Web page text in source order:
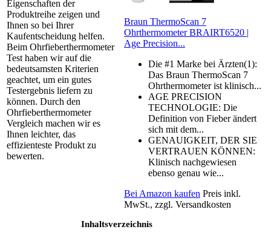
Eigenschaften der
Produktreihe zeigen und
Ihnen so bei Ihrer
Kaufentscheidung helfen.
Beim Ohrfieberthermometer
Test haben wir auf die
bedeutsamsten Kriterien
geachtet, um ein gutes
Testergebnis liefern zu
können. Durch den
Ohrfieberthermometer
Vergleich machen wir es
Ihnen leichter, das
effizienteste Produkt zu
bewerten.
Braun ThermoScan 7
Ohrthermometer BRAIRT6520 |
Age Precision...
Die #1 Marke bei Ärzten(1):
Das Braun ThermoScan 7
Ohrthermometer ist klinisch...
AGE PRECISION
TECHNOLOGIE: Die
Definition von Fieber ändert
sich mit dem...
GENAUIGKEIT, DER SIE
VERTRAUEN KÖNNEN:
Klinisch nachgewiesen
ebenso genau wie...
Bei Amazon kaufen Preis inkl.
MwSt., zzgl. Versandkosten
Inhaltsverzeichnis